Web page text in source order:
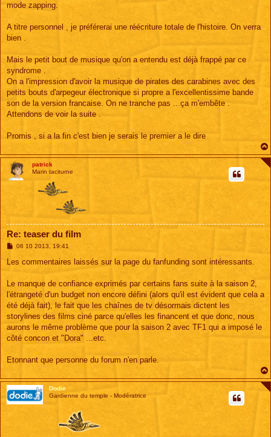
mode zapping.
A titre personnel , je préférerai une réécriture totale de l'histoire. On verra
bien .
Mais le petit bout de musique qu'on a entendu est déjà frappé par ce
syndrome .
On a l'impression d'avoir la musique de pirates des carabines avec des
petits bouts d'arpegeur électronique si propre a l'excellentissime bande
son de la version francaise. On ne tranche pas ...ça m'embête .
Attendons de voir la suite .
Promis , si a la fin c'est bien je serais le premier a le dire
patrick
Marin taciturne
Re: teaser du film
M
s
g
06 10 2013, 19:41
Les commentaires laissés sur la page du fanfunding sont intéressants.
Le manque de confiance exprimés par certains fans suite à la saison 2,
l'étrangeté d'un budget non encore défini (alors qu'il est évident que cela a
été déjà fait), le fait que les chaînes de tv désormais dictent les
storylines des films ciné parce qu'elles les financent et que donc, nous
aurons le même problème que pour la saison 2 avec TF1 qui a imposé le
côté concon et "Dora" ...etc.
Etonnant que personne du forum n'en parle.
Dodie
Gardienne du temple - Modératrice